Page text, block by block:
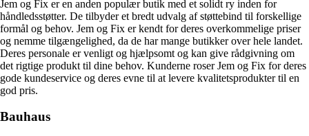
Jem og Fix er en anden populær butik med et solidt ry inden for
håndledsstøtter. De tilbyder et bredt udvalg af støttebind til forskellige
formål og behov. Jem og Fix er kendt for deres overkommelige priser
og nemme tilgængelighed, da de har mange butikker over hele landet.
Deres personale er venligt og hjælpsomt og kan give rådgivning om
det rigtige produkt til dine behov. Kunderne roser Jem og Fix for deres
gode kundeservice og deres evne til at levere kvalitetsprodukter til en
god pris.
Bauhaus